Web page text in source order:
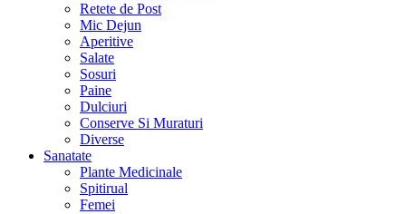
Retete de Post
Mic Dejun
Aperitive
Salate
Sosuri
Paine
Dulciuri
Conserve Si Muraturi
Diverse
Sanatate
Plante Medicinale
Spitirual
Femei